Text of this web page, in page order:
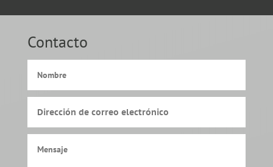
Contacto